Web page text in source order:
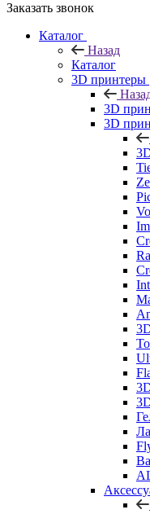
Заказать звонок
Каталог
Назад
Каталог
3D принтеры
3D
3D